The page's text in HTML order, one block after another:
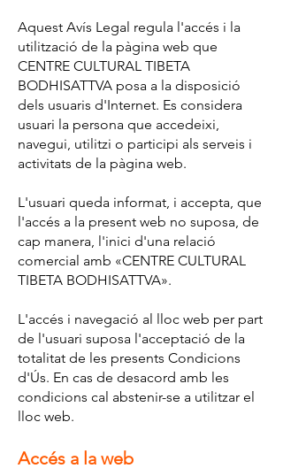
Aquest Avís Legal regula l'accés i la
utilització de la pàgina web que
CENTRE CULTURAL TIBETA
BODHISATTVA posa a la disposició
dels usuaris d'Internet. Es considera
usuari la persona que accedeixi,
navegui, utilitzi o participi als serveis i
activitats de la pàgina web.
L'usuari queda informat, i accepta, que
l'accés a la present web no suposa, de
cap manera, l'inici d'una relació
comercial amb «CENTRE CULTURAL
TIBETA BODHISATTVA».
L'accés i navegació al lloc web per part
de l'usuari suposa l'acceptació de la
totalitat de les presents Condicions
d'Ús. En cas de desacord amb les
condicions cal abstenir-se a utilitzar el
lloc web.
Accés a la web